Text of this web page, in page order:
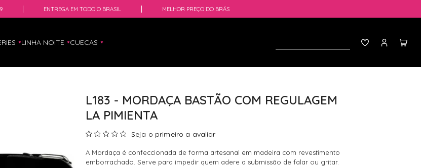
ENTREGA EM TODO O BRASIL MELHOR PREÇO DO BRÁS
LINHA NOITE CUECAS
L183 - MORDAÇA BASTÃO COM REGULAGEM
LA PIMIENTA
Seja o primeiro a avaliar
A Mordaça é confeccionada de forma artesanal em madeira com revestimento
emborrachado. Serve para impedir quem adere a submissão de falar ou gritar.